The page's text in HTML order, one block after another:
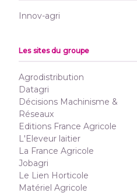
Innov-agri
Les sites du groupe
Agrodistribution
Datagri
Décisions Machinisme &
Réseaux
Editions France Agricole
L'Eleveur laitier
La France Agricole
Jobagri
Le Lien Horticole
Matériel Agricole